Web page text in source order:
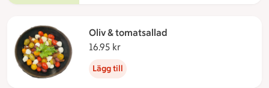
Oliv & tomatsallad
16.95 kr
Lägg till